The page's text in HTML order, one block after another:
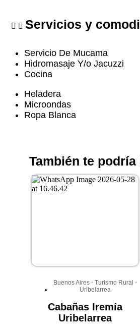
Servicios y
Servicio De Mucama
Hidromasaje Y/o Jacuzzi
Cocina
Heladera
Microondas
Ropa Blanca
También te
Buenos Aires- Turismo Rural -
Uribelarrea
Cabañas Iremía
Uribelarrea